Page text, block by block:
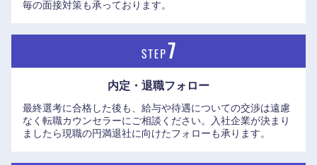
毎の面接対策も承っております。
内定・退職フォロー
最終選考に合格した後も、給与や待遇についての交渉は遠慮
なく転職カウンセラーにご相談ください。入社企業が決まり
ましたら現職の円満退社に向けたフォローも承ります。